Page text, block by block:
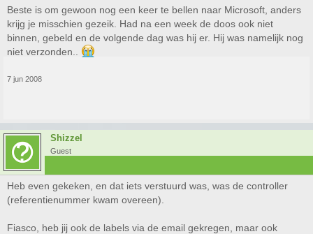
Beste is om gewoon nog een keer te bellen naar Microsoft, anders
krijg je misschien gezeik. Had na een week de doos ook niet
binnen, gebeld en de volgende dag was hij er. Hij was namelijk nog
niet verzonden..
7 jun 2008
Shizzel
Guest
Heb even gekeken, en dat iets verstuurd was, was de controller
(referentienummer kwam overeen).
Fiasco, heb jij ook de labels via de email gekregen, maar ook